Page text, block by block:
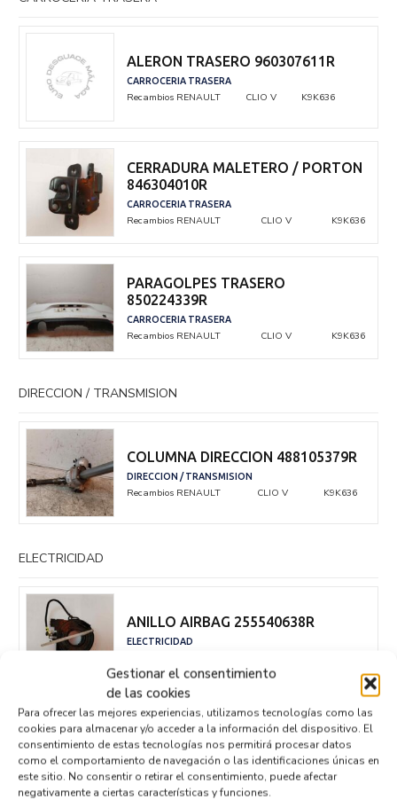
Gestionar el consentimiento
de las cookies
Para ofrecer las mejores experiencias, utilizamos tecnologías como las
cookies para almacenar y/o acceder a la información del dispositivo. El
consentimiento de estas tecnologías nos permitirá procesar datos
como el comportamiento de navegación o las identificaciones únicas en
este sitio. No consentir o retirar el consentimiento, puede afectar
negativamente a ciertas características y funciones.
ALERON TRASERO 960307611R
CARROCERIA TRASERA
Recambios RENAULT CLIO V K9K636
CERRADURA MALETERO / PORTON
846304010R
CARROCERIA TRASERA
Recambios RENAULT CLIO V K9K636
PARAGOLPES TRASERO
850224339R
CARROCERIA TRASERA
Recambios RENAULT CLIO V K9K636
DIRECCION / TRANSMISION
COLUMNA DIRECCION 488105379R
DIRECCION / TRANSMISION
Recambios RENAULT CLIO V K9K636
ELECTRICIDAD
ANILLO AIRBAG 255540638R
ELECTRICIDAD
CONMUTADOR DE ARRANQUE
265916400R
ELECTRICIDAD
Recambios RENAULT CLIO V K9K636